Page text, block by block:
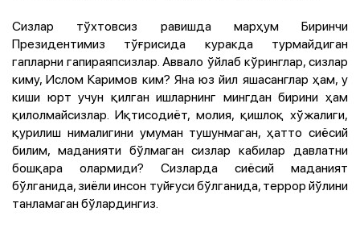
Сизлар тўхтовсиз равишда марҳум Биринчи
Президентимиз тўғрисида куракда турмайдиган
гапларни гапираяпсизлар. Аввало ўйлаб кўринглар, сизлар
киму, Ислом Каримов ким? Яна юз йил яшасанглар ҳам, у
киши юрт учун қилган ишларнинг мингдан бирини ҳам
қилолмайсизлар. Иқтисодиёт, молия, қишлоқ хўжалиги,
қурилиш нималигини умуман тушунмаган, ҳатто сиёсий
билим, маданияти бўлмаган сизлар кабилар давлатни
бошқара олармиди? Сизларда сиёсий маданият
бўлганида, зиёли инсон туйғуси бўлганида, террор йўлини
танламаган бўлардингиз.